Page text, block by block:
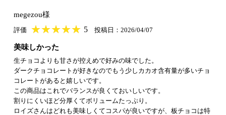
megezou様
評価 ★★★★★
★★★★★ 5 投稿日：2026/04/07
美味しかった
生チョコよりも甘さが控えめで好みの味でした。
ダークチョコレートが好きなのでもう少しカカオ含有量が多いチョ
コレートがあると嬉しいです。
この商品はこれでバランスが良くておいしいです。
割りにくいほど分厚くてボリュームたっぷり。
ロイズさんはどれも美味しくてコスパが良いですが、板チョコは特